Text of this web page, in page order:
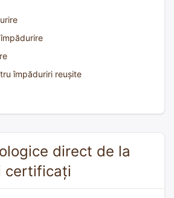
împăduriri reușite
direct de la
certificați